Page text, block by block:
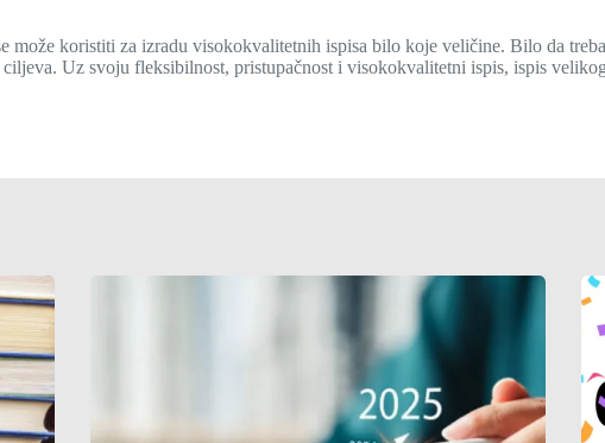
može koristiti za izradu visokokvalitetnih ispisa bilo koje veličine. Bilo da
Uz svoju fleksibilnost, pristupačnost i visokokvalitetni ispis, ispis